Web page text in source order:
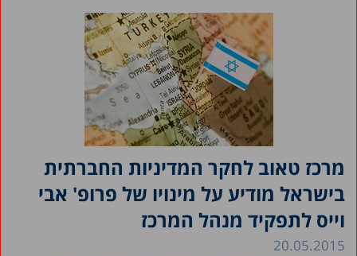
מרכז טאוב לחקר המדיניות החברתית
בישראל מודיע על מינויו של פרופ' אבי
וייס לתפקיד מנהל המרכז
20.05.2015